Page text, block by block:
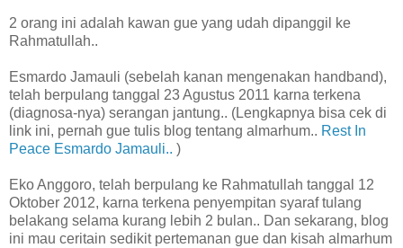
2 orang ini adalah kawan gue yang udah dipanggil ke
Rahmatullah..
Esmardo Jamauli (sebelah kanan mengenakan handband),
telah berpulang tanggal 23 Agustus 2011 karna terkena
(diagnosa-nya) serangan jantung.. (Lengkapnya bisa cek di
link ini, pernah gue tulis blog tentang almarhum.. Rest In
Peace Esmardo Jamauli.. )
Eko Anggoro, telah berpulang ke Rahmatullah tanggal 12
Oktober 2012, karna terkena penyempitan syaraf tulang
belakang selama kurang lebih 2 bulan.. Dan sekarang, blog
ini mau ceritain sedikit pertemanan gue dan kisah almarhum